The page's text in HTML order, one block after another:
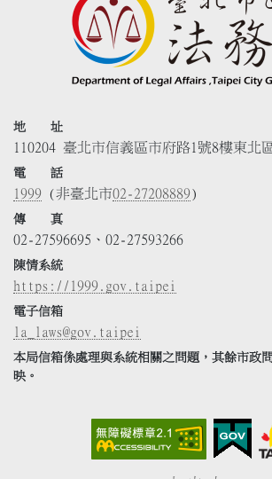
地 址
110204 臺北市信義區市府路1號8樓東北
電 話
1999 (非臺北市02-27208889)
傳 真
02-27596695、02-27593266
陳情系統
https://1999.gov.taipei
電子信箱
la_laws@gov.taipei
本局信箱係處理與系統相關之問題，其餘市政
映。